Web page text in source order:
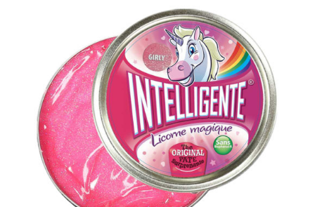
AJOUTER AU PANIER
/
DETAILS